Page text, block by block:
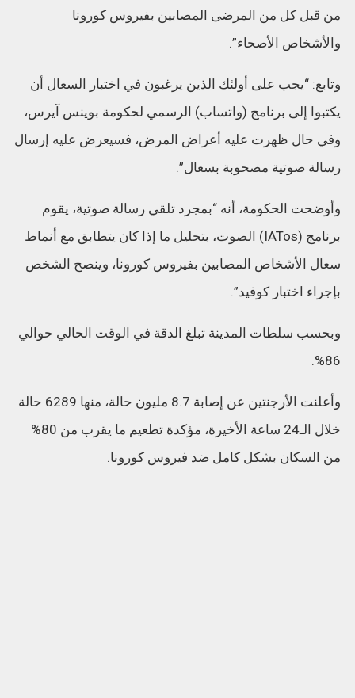
من قبل كل من المرضى المصابين بفيروس كورونا
والأشخاص الأصحاء”.
وتابع: “يجب على أولئك الذين يرغبون في اختبار السعال أن
يكتبوا إلى برنامج (واتساب) الرسمي لحكومة بوينس آيرس،
وفي حال ظهرت عليه أعراض المرض، فسيعرض عليه إرسال
رسالة صوتية مصحوبة بسعال”.
وأوضحت الحكومة، أنه “بمجرد تلقي رسالة صوتية، يقوم
برنامج (IATos) الصوت، بتحليل ما إذا كان يتطابق مع أنماط
سعال الأشخاص المصابين بفيروس كورونا، وينصح الشخص
بإجراء اختبار كوفيد”.
وبحسب سلطات المدينة تبلغ الدقة في الوقت الحالي حوالي
86%.
وأعلنت الأرجنتين عن إصابة 8.7 مليون حالة، منها 6289 حالة
خلال الـ24 ساعة الأخيرة، مؤكدة تطعيم ما يقرب من 80%
من السكان بشكل كامل ضد فيروس كورونا.